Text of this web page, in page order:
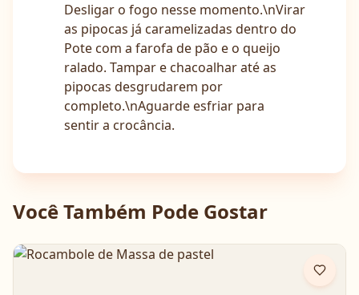
Desligar o fogo nesse momento.\nVirar
as pipocas já caramelizadas dentro do
Pote com a farofa de pão e o queijo
ralado. Tampar e chacoalhar até as
pipocas desgrudarem por
completo.\nAguarde esfriar para
sentir a crocância.
Você Também Pode Gostar